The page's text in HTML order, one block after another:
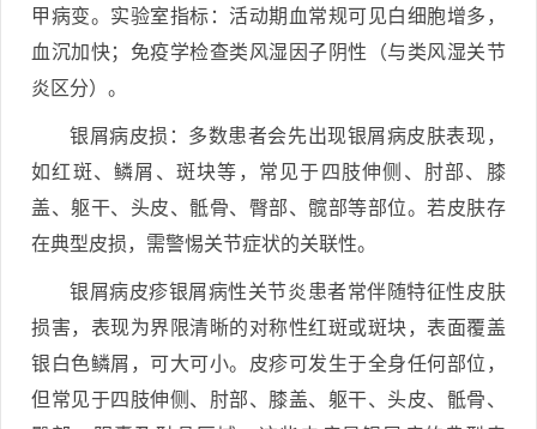
甲病变。实验室指标：活动期血常规可见白细胞增多，
血沉加快；免疫学检查类风湿因子阴性（与类风湿关节
炎区分）。
银屑病皮损：多数患者会先出现银屑病皮肤表现，
如红斑、鳞屑、斑块等，常见于四肢伸侧、肘部、膝
盖、躯干、头皮、骶骨、臀部、髋部等部位。若皮肤存
在典型皮损，需警惕关节症状的关联性。
银屑病皮疹银屑病性关节炎患者常伴随特征性皮肤
损害，表现为界限清晰的对称性红斑或斑块，表面覆盖
银白色鳞屑，可大可小。皮疹可发生于全身任何部位，
但常见于四肢伸侧、肘部、膝盖、躯干、头皮、骶骨、